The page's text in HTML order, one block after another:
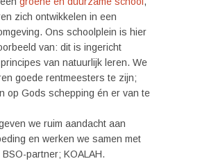
zich ontwikkelen in een
Ons schoolplein is hier
van: dit is ingericht
van natuurlijk leren. We
goede rentmeesters te zijn;
op Gods schepping én er van te
we ruim aandacht aan
en werken we samen met
partner; KOALAH.